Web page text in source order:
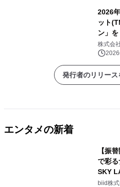
2026
ット
ン」
株式会
発行者のリリース
エンタメの新着
【振
で彩
SKY
日(土)
biid株